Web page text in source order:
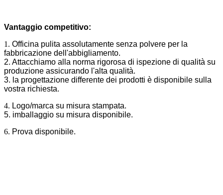
Vantaggio competitivo:
1. Officina pulita assolutamente senza polvere per la
fabbricazione dell'abbigliamento.
2. Attacchiamo alla norma rigorosa di ispezione di qualità su
produzione assicurando l'alta qualità.
3. la progettazione differente dei prodotti è disponibile sulla
vostra richiesta.
4. Logo/marca su misura stampata.
5. imballaggio su misura disponibile.
6. Prova disponibile.